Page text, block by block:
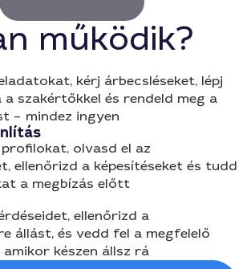
működik?
kérj árbecsléseket, lépj
szakértőkkel és rendeld meg a
– mindez ingyen
profilokat, olvasd el az
ellenőrizd a képesítéseket és tudd
a megbízás előtt
ellenőrizd a
állást, és vedd fel a megfelelő
amikor készen állsz rá